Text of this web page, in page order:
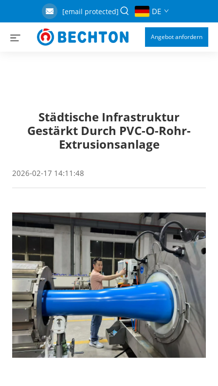
[email protected] DE
Angebot anfordern
Städtische Infrastruktur
Gestärkt Durch PVC-O-Rohr-
Extrusionsanlage
2026-02-17 14:11:48